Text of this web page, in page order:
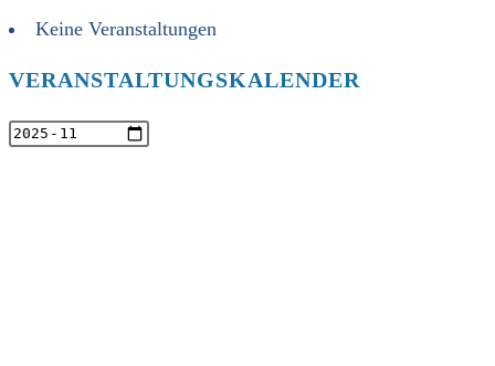
Keine Veranstaltungen
VERANSTALTUNGSKALENDER